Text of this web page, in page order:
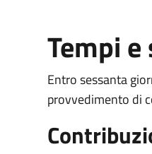
Tempi e
Entro sessanta
provvedimento di